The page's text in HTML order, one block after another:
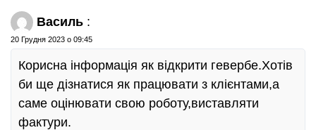
Василь :
20 Грудня 2023 о 09:45
Корисна інформація як відкрити гевербе.Хотів
би ще дізнатися як працювати з клієнтами,а
саме оцінювати свою роботу,виставляти
фактури.